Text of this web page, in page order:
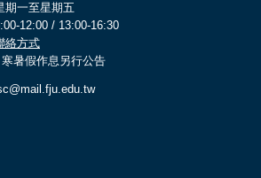
期一至星期五
12:00 / 13:00-16:30
絡方式
暑假作息另行公告